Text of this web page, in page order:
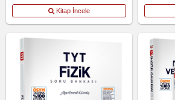
Kitap İncele